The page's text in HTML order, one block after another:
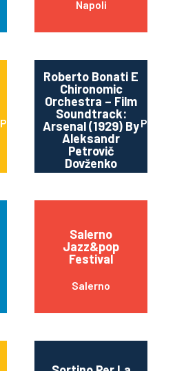
Napoli
Parma
Roberto Bonati E
Chironomic
Orchestra – Film
Soundtrack:
Arsenal (1929) By
Aleksandr
Petrovič
Dovženko
Parma
Salerno
Jazz&pop
Festival
Salerno